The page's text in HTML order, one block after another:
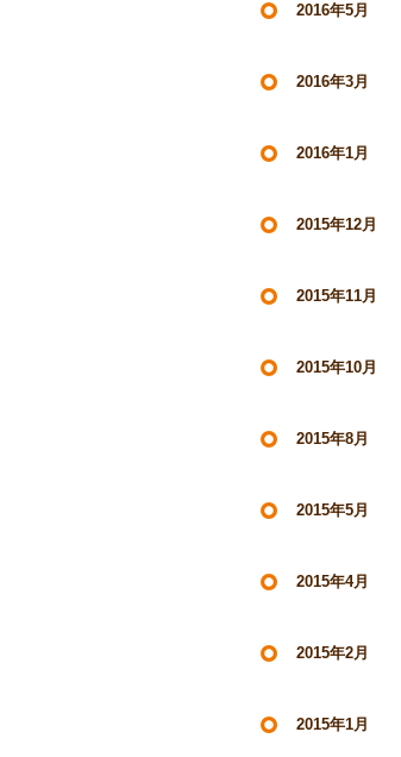
2016年5月
2016年3月
2016年1月
2015年12月
2015年11月
2015年10月
2015年8月
2015年5月
2015年4月
2015年2月
2015年1月